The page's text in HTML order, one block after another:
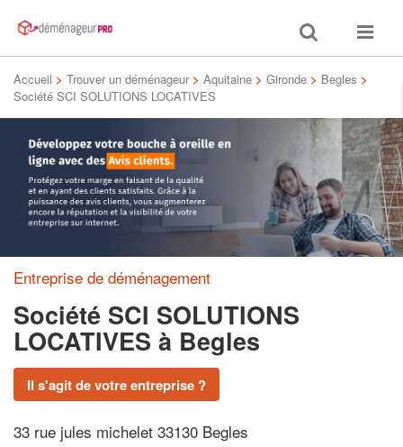
Toggle
search
Toggle
Accueil > Trouver un déménageur > Aquitaine > Gironde > Begles >
Société SCI SOLUTIONS LOCATIVES
Entreprise de déménagement
Société SCI SOLUTIONS
LOCATIVES à Begles
Il s'agit de votre entreprise ?
33 rue jules michelet 33130 Begles